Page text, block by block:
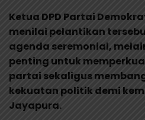
Ketua DPD Partai
menilai pelantikan
agenda seremonial,
penting untuk
partai sekaligus
kekuatan politik demi
Jayapura.